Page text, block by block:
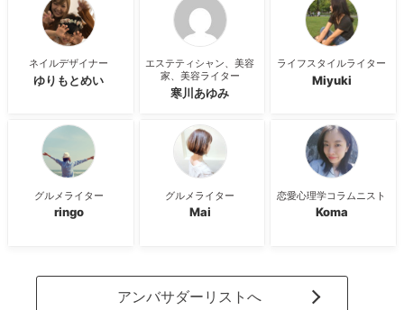
ネイルデザイナー
ゆりもとめい
エステティシャン、美容
家、美容ライター
寒川あゆみ
ライフスタイルライター
Miyuki
グルメライター
ringo
グルメライター
Mai
恋愛心理学コラムニスト
Koma
アンバサダーリストへ